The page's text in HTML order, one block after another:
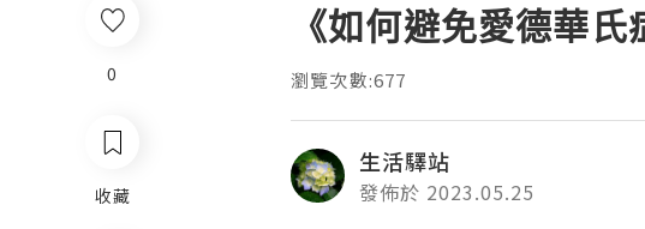
《如何避免愛德華
瀏覽次數:677
生活驛站
發佈於 2023.05.25
0
收藏